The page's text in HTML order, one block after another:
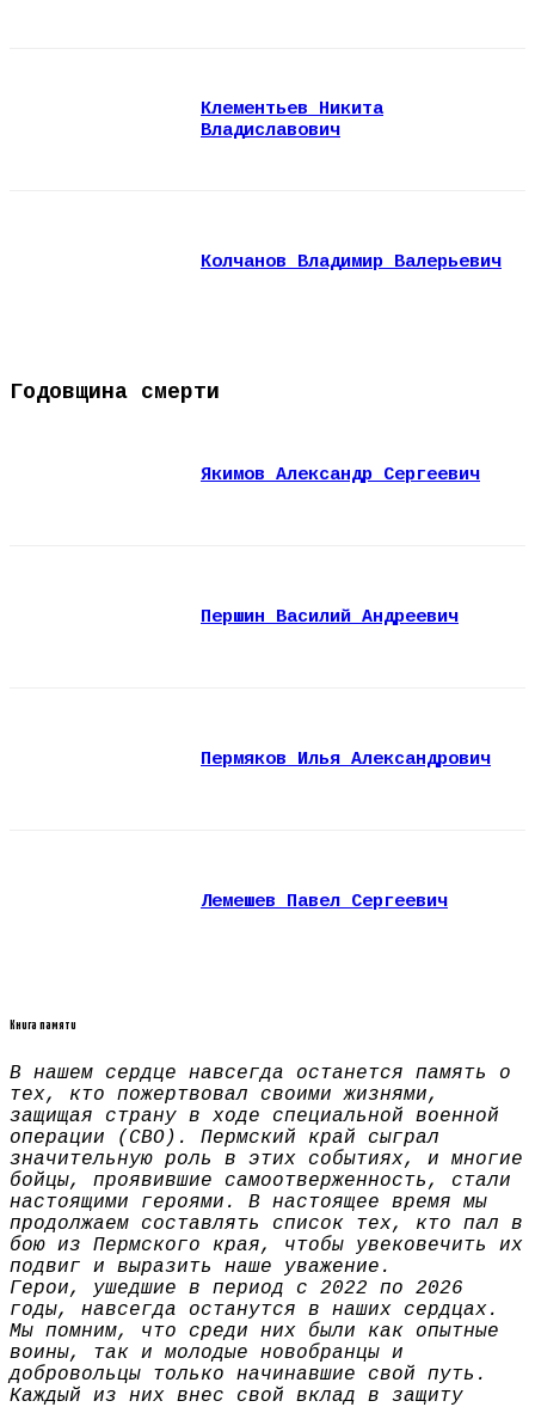
Клементьев Никита
Владиславович
Колчанов Владимир Валерьевич
Годовщина смерти
Якимов Александр Сергеевич
Першин Василий Андреевич
Пермяков Илья Александрович
Лемешев Павел Сергеевич
Книга памяти
В нашем сердце навсегда останется память о
тех, кто пожертвовал своими жизнями,
защищая страну в ходе специальной военной
операции (СВО). Пермский край сыграл
значительную роль в этих событиях, и многие
бойцы, проявившие самоотверженность, стали
настоящими героями. В настоящее время мы
продолжаем составлять список тех, кто пал в
бою из Пермского края, чтобы увековечить их
подвиг и выразить наше уважение.
Герои, ушедшие в период с 2022 по 2026
годы, навсегда останутся в наших сердцах.
Мы помним, что среди них были как опытные
воины, так и молодые новобранцы и
добровольцы только начинавшие свой путь.
Каждый из них внес свой вклад в защиту